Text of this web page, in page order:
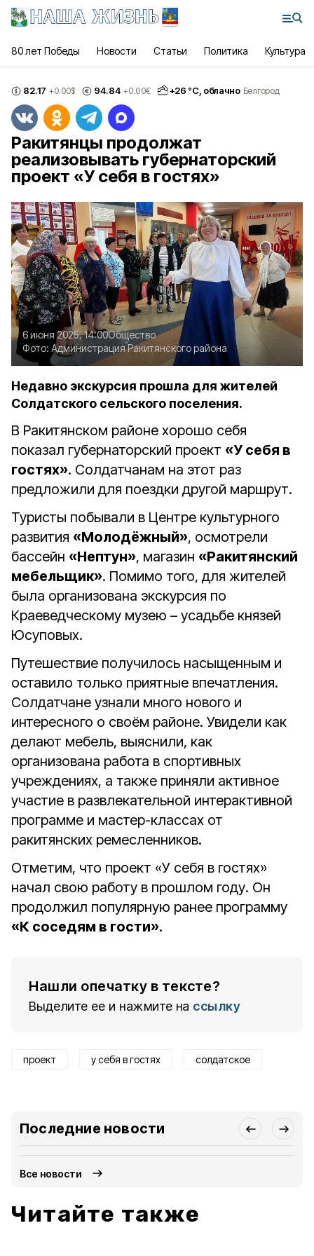
80 лет Победы Новости Статьи Политика Культура
82.17 +0.00$ 94.84 +0.00€ +26 °С, облачно Белгород
Ракитянцы продолжат
реализовывать губернаторский
проект «У себя в гостях»
6 июня 2025, 14:00Общество
Фото: Администрация Ракитянского района
Недавно экскурсия прошла для жителей
Солдатского сельского поселения.
В Ракитянском районе хорошо себя
показал губернаторский проект «У себя в
гостях». Солдатчанам на этот раз
предложили для поездки другой маршрут.
Туристы побывали в Центре культурного
развития «Молодёжный», осмотрели
бассейн «Нептун», магазин «Ракитянский
мебельщик». Помимо того, для жителей
была организована экскурсия по
Краеведческому музею – усадьбе князей
Юсуповых.
Путешествие получилось насыщенным и
оставило только приятные впечатления.
Солдатчане узнали много нового и
интересного о своём районе. Увидели как
делают мебель, выяснили, как
организована работа в спортивных
учреждениях, а также приняли активное
участие в развлекательной интерактивной
программе и мастер-классах от
ракитянских ремесленников.
Отметим, что проект «У себя в гостях»
начал свою работу в прошлом году. Он
продолжил популярную ранее программу
«К соседям в гости».
Нашли опечатку в тексте?
Выделите ее и нажмите на ссылку
проект у себя в гостях солдатское
Последние новости
Все новости
Читайте также